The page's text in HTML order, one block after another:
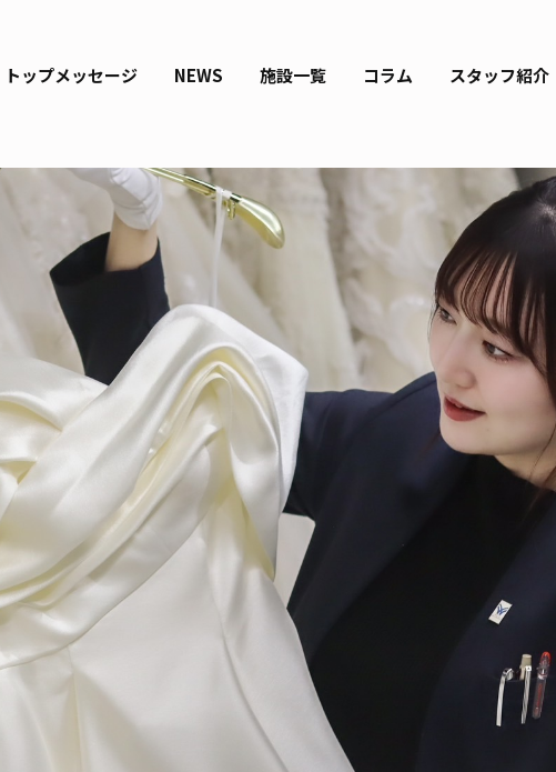
トップメッセージ NEWS 施設一覧 コラム スタッフ紹介